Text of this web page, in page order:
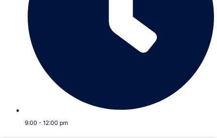
9:00 - 12:00 pm